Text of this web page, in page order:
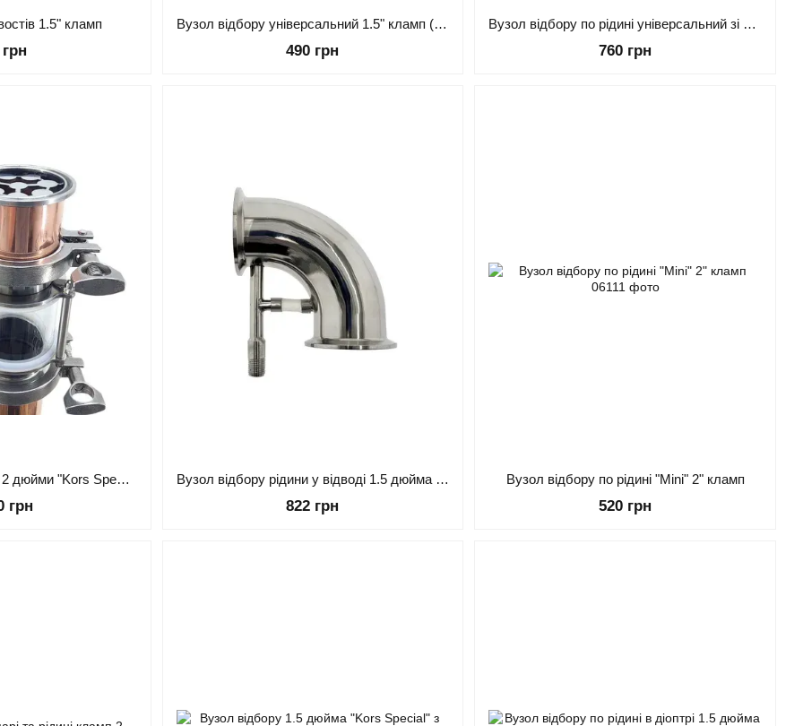
1.5" кламп Вузол відбору універсальний 1.5" кламп (нар. різьблення, гільза для термометра)
490 грн
Вузол відбору по рідині універсальний зі сферою 2 дюйми
760 грн
Мідний вузол відбору 2 дюйми "Kors Special" з крапельним зрошенням - Селіваненко, 42 голки
грн
Вузол відбору рідини у відводі 1.5 дюйма кламп (без комплектації)
822 грн
Вузол відбору по рідині "Mini" 2" кламп
520 грн